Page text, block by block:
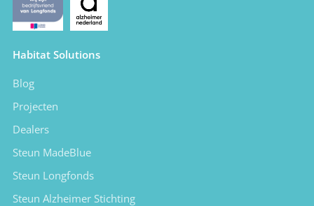
Habitat Solutions
Blog
Projecten
Dealers
Steun MadeBlue
Steun Longfonds
Steun Alzheimer Stichting